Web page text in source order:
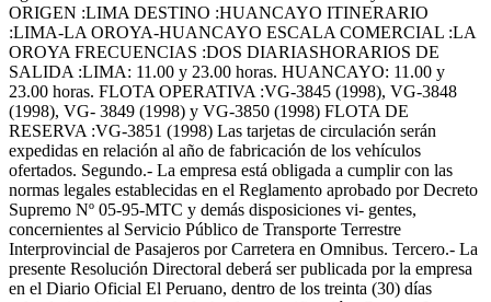
ORIGEN :LIMA DESTINO :HUANCAYO ITINERARIO
:LIMA-LA OROYA-HUANCAYO ESCALA COMERCIAL :LA
OROYA FRECUENCIAS :DOS DIARIASHORARIOS DE
SALIDA :LIMA: 11.00 y 23.00 horas. HUANCAYO: 11.00 y
23.00 horas. FLOTA OPERATIVA :VG-3845 (1998), VG-3848
(1998), VG- 3849 (1998) y VG-3850 (1998) FLOTA DE
RESERVA :VG-3851 (1998) Las tarjetas de circulación serán
expedidas en relación al año de fabricación de los vehículos
ofertados. Segundo.- La empresa está obligada a cumplir con las
normas legales establecidas en el Reglamento aprobado por Decreto
Supremo Nº 05-95-MTC y demás disposiciones vi- gentes,
concernientes al Servicio Público de Transporte Terrestre
Interprovincial de Pasajeros por Carretera en Omnibus. Tercero.- La
presente Resolución Directoral deberá ser publicada por la empresa
en el Diario Oficial El Peruano, dentro de los treinta (30) días